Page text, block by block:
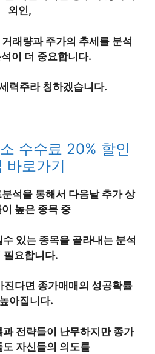
외인,
래량과 주가의 추세를 분석
이 더 중요합니다.
력주라 칭하겠습니다.
수수료 20% 할인
바로가기
석을 통해서 다음날 추가 상
높은 종목 중
있는 종목을 골라내는 분석
필요합니다.
진다면 종가매매의 성공확률
아집니다.
전략들이 난무하지만 종가
도 자신들의 의도를